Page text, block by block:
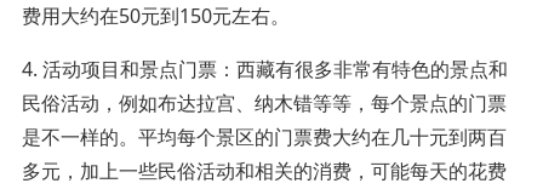
费用大约在50元到150元左右。
4. 活动项目和景点门票：西藏有很多非常有特色的景点和
民俗活动，例如布达拉宫、纳木错等等，每个景点的门票
是不一样的。平均每个景区的门票费大约在几十元到两百
多元，加上一些民俗活动和相关的消费，可能每天的花费